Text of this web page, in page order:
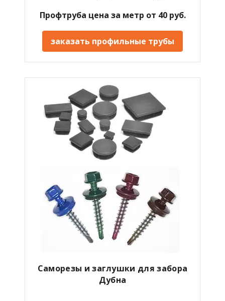
Профтруба цена за метр от 40 руб.
заказать профильные трубы
Саморезы и заглушки для забора
Дубна